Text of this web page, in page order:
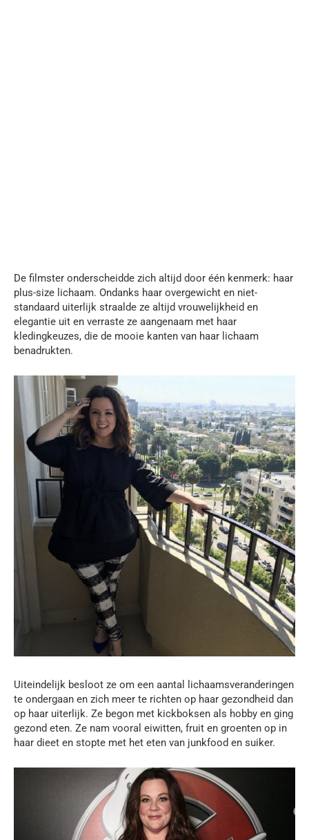
De filmster onderscheidde zich altijd door één kenmerk: haar
plus-size lichaam. Ondanks haar overgewicht en niet-
standaard uiterlijk straalde ze altijd vrouwelijkheid en
elegantie uit en verraste ze aangenaam met haar
kledingkeuzes, die de mooie kanten van haar lichaam
benadrukten.
Uiteindelijk besloot ze om een aantal lichaamsveranderingen
te ondergaan en zich meer te richten op haar gezondheid dan
op haar uiterlijk. Ze begon met kickboksen als hobby en ging
gezond eten. Ze nam vooral eiwitten, fruit en groenten op in
haar dieet en stopte met het eten van junkfood en suiker.